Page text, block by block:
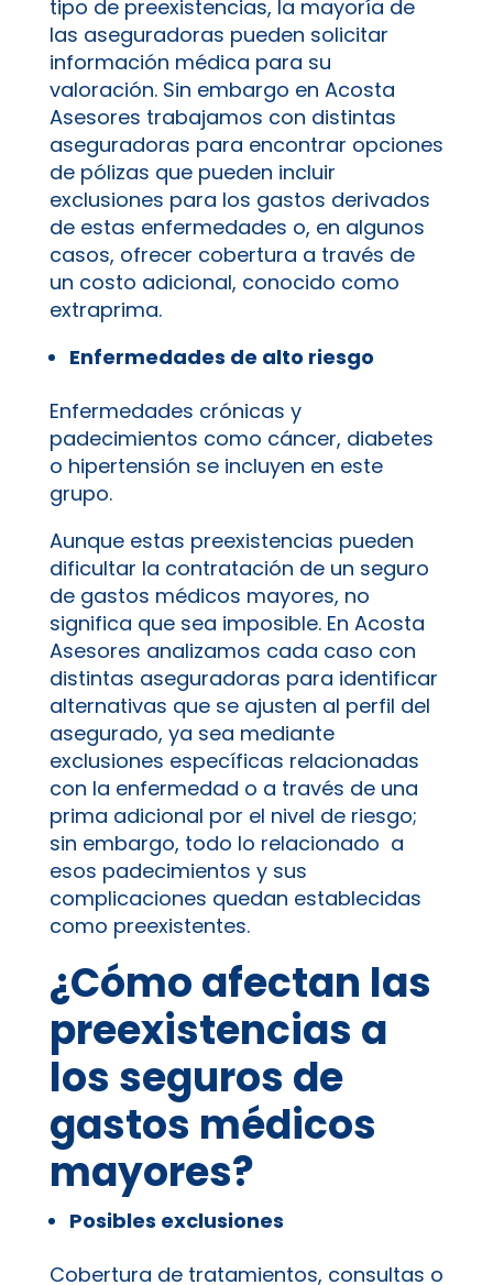
tipo de preexistencias, la mayoría de
las aseguradoras pueden solicitar
información médica para su
valoración. Sin embargo en Acosta
Asesores trabajamos con distintas
aseguradoras para encontrar opciones
de pólizas que pueden incluir
exclusiones para los gastos derivados
de estas enfermedades o, en algunos
casos, ofrecer cobertura a través de
un costo adicional, conocido como
extraprima.
Enfermedades de alto riesgo
Enfermedades crónicas y
padecimientos como cáncer, diabetes
o hipertensión se incluyen en este
grupo.
Aunque estas preexistencias pueden
dificultar la contratación de un seguro
de gastos médicos mayores, no
significa que sea imposible. En Acosta
Asesores analizamos cada caso con
distintas aseguradoras para identificar
alternativas que se ajusten al perfil del
asegurado, ya sea mediante
exclusiones específicas relacionadas
con la enfermedad o a través de una
prima adicional por el nivel de riesgo;
sin embargo, todo lo relacionado a
esos padecimientos y sus
complicaciones quedan establecidas
como preexistentes.
¿Cómo afectan las
preexistencias a
los seguros de
gastos médicos
mayores?
Posibles exclusiones
Cobertura de tratamientos, consultas o